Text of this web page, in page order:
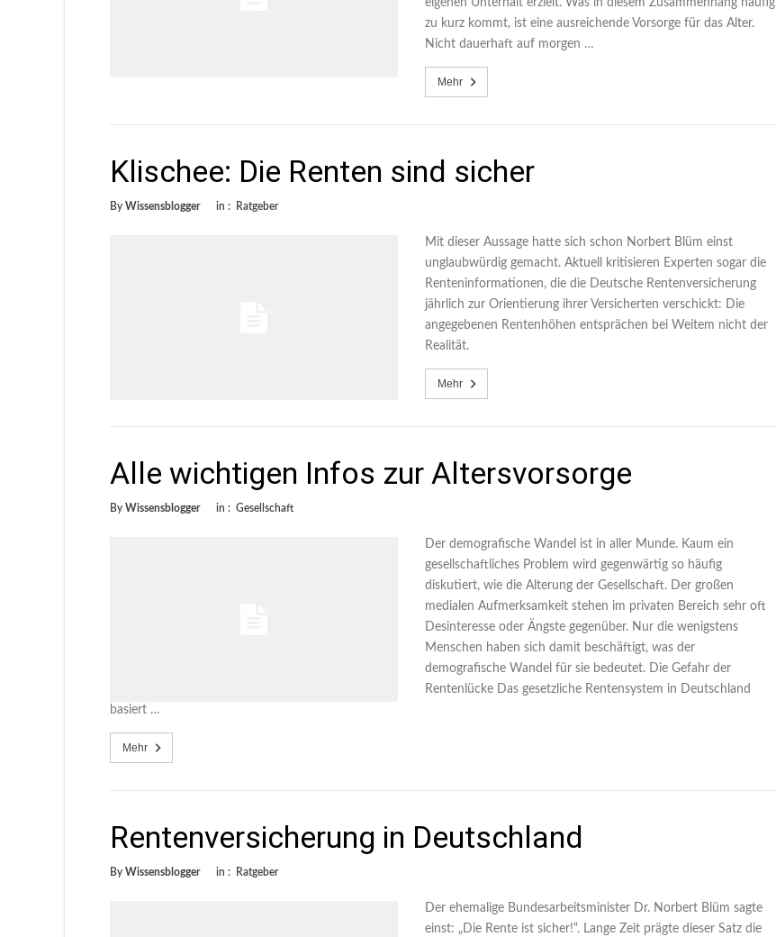
eigenen Unterhalt erzielt. Was in diesem Zusammenhang häufig
zu kurz kommt, ist eine ausreichende Vorsorge für das Alter.
Nicht dauerhaft auf morgen …
Mehr
Klischee: Die Renten sind sicher
By Wissensblogger in : Ratgeber
Mit dieser Aussage hatte sich schon Norbert Blüm einst
unglaubwürdig gemacht. Aktuell kritisieren Experten sogar die
Renteninformationen, die die Deutsche Rentenversicherung
jährlich zur Orientierung ihrer Versicherten verschickt: Die
angegebenen Rentenhöhen entsprächen bei Weitem nicht der
Realität.
Mehr
Alle wichtigen Infos zur Altersvorsorge
By Wissensblogger in : Gesellschaft
Der demografische Wandel ist in aller Munde. Kaum ein
gesellschaftliches Problem wird gegenwärtig so häufig
diskutiert, wie die Alterung der Gesellschaft. Der großen
medialen Aufmerksamkeit stehen im privaten Bereich sehr oft
Desinteresse oder Ängste gegenüber. Nur die wenigstens
Menschen haben sich damit beschäftigt, was der
demografische Wandel für sie bedeutet. Die Gefahr der
Rentenlücke Das gesetzliche Rentensystem in Deutschland
basiert …
Mehr
Rentenversicherung in Deutschland
By Wissensblogger in : Ratgeber
Der ehemalige Bundesarbeitsminister Dr. Norbert Blüm sagte
einst: „Die Rente ist sicher!“. Lange Zeit prägte dieser Satz die